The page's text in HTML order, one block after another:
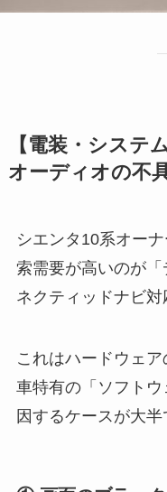
【電装・システ
オーディオの不
シエンタ10系オー
索需要が高いのが
ネクティッドナビ対
これはハードウェ
車特有の「ソフト
因するケースが大半